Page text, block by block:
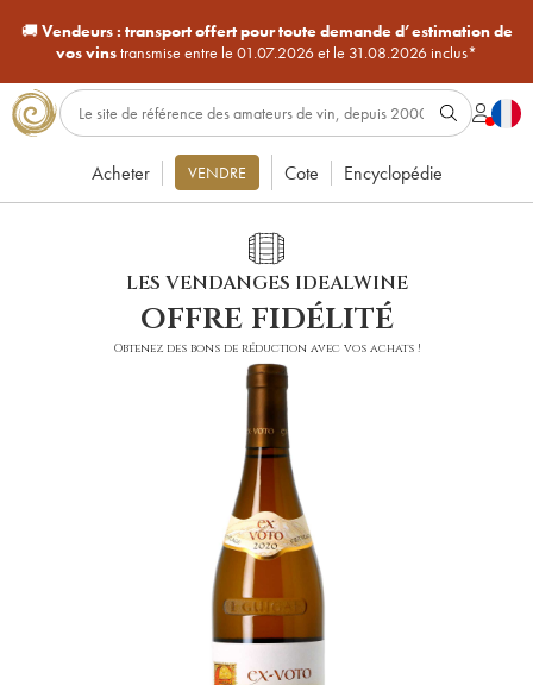
🚚Vendeurs : transport offert pour toute demande d’estimation de
vos vinstransmise entre le 01.07.2026 et le 31.08.2026 inclus*
Acheter VENDRE Cote Encyclopédie
LES VENDANGES IDEALWINE
offre fidélité
Obtenez des bons de réduction avec vos achats !